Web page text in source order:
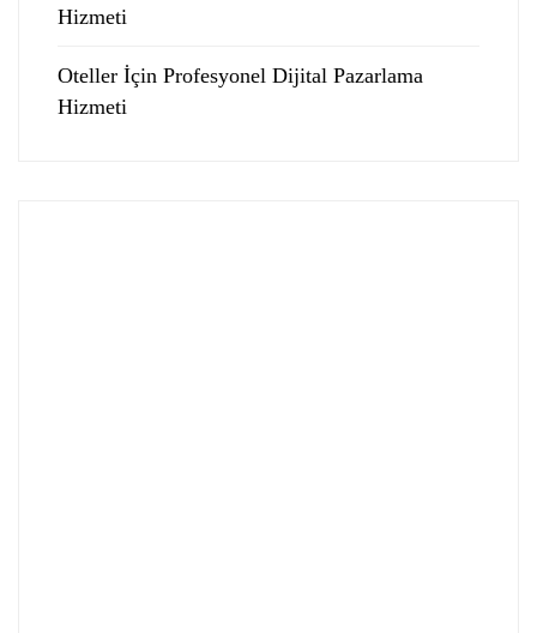
Hizmeti
Oteller İçin Profesyonel Dijital Pazarlama
Hizmeti